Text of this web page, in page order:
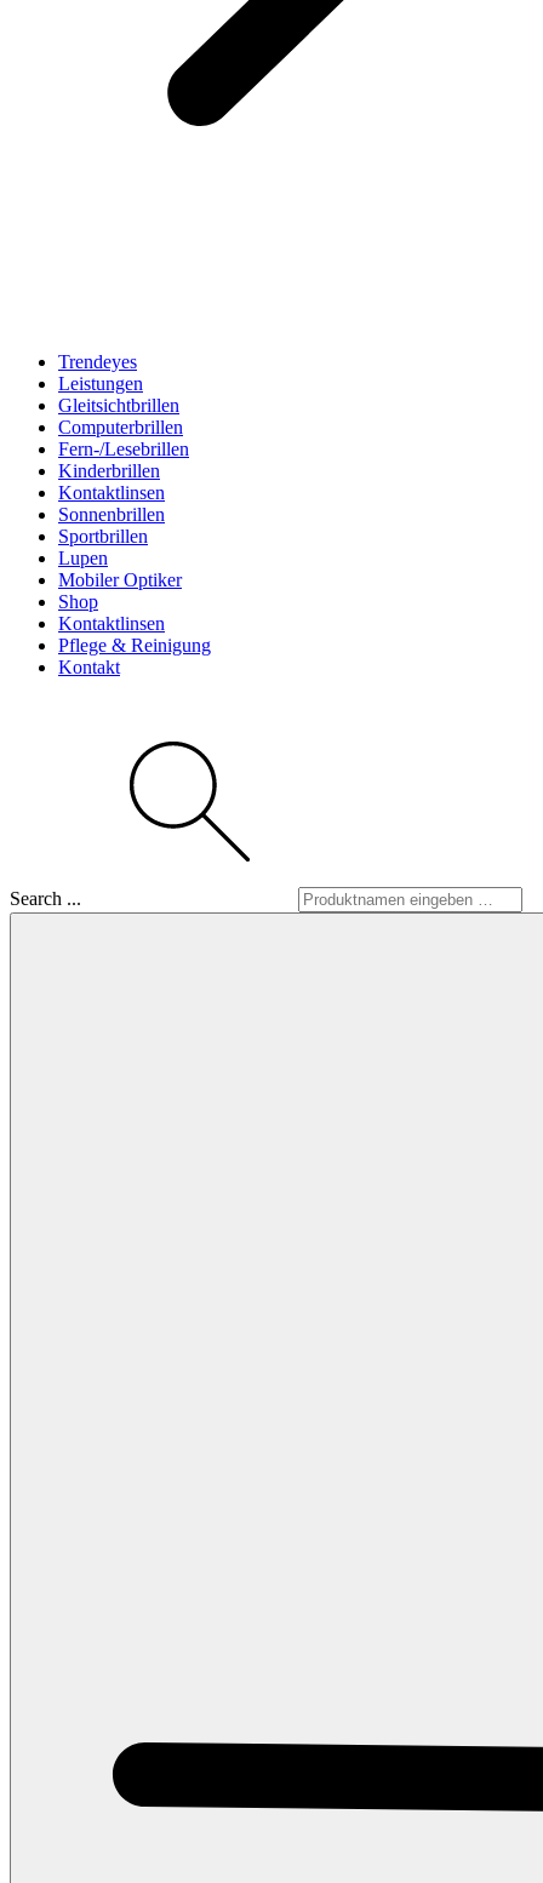
Trendeyes
Leistungen
Gleitsichtbrillen
Computerbrillen
Fern-/Lesebrillen
Kinderbrillen
Kontaktlinsen
Sonnenbrillen
Sportbrillen
Lupen
Mobiler Optiker
Shop
Kontaktlinsen
Pflege & Reinigung
Kontakt
Search ...